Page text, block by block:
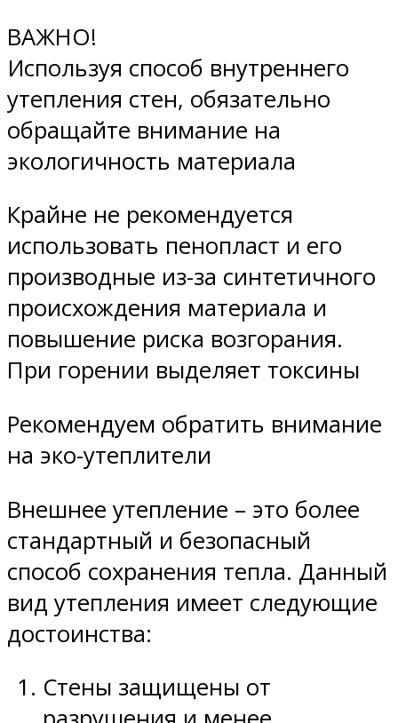
ВАЖНО!
Используя способ внутреннего
утепления стен, обязательно
обращайте внимание на
экологичность материала
Крайне не рекомендуется
использовать пенопласт и его
производные из-за синтетичного
происхождения материала и
повышение риска возгорания.
При горении выделяет токсины
Рекомендуем обратить внимание
на эко-утеплители
Внешнее утепление – это более
стандартный и безопасный
способ сохранения тепла. Данный
вид утепления имеет следующие
достоинства:
Стены защищены от